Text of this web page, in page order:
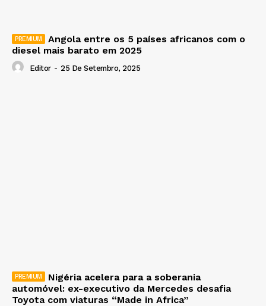
Angola entre os 5 países africanos com o
diesel mais barato em 2025
Editor - 25 De Setembro, 2025
Nigéria acelera para a soberania
automóvel: ex-executivo da Mercedes desafia
Toyota com viaturas “Made in Africa”